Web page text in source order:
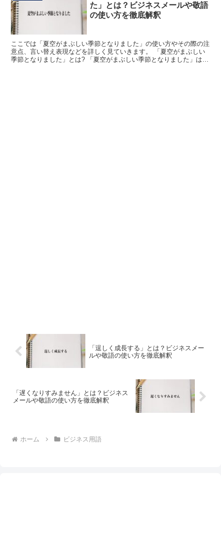
た」とは？ビジネスメールや敬語
の使い方を徹底解釈
ここでは「夏空がまぶしい季節となりました」の使い方やその際の注
意点、言い替え表現などを詳しく見ていきます。 「夏空がまぶしい
季節となりました」とは? 「夏空がまぶしい季節となりました」は、
「逞しく成長する」とは？ビジネスメー
ルや敬語の使い方を徹底解釈
「遅くなりすみません」とは？ビジネス
メールや敬語の使い方を徹底解釈
ホーム ビジネス用語